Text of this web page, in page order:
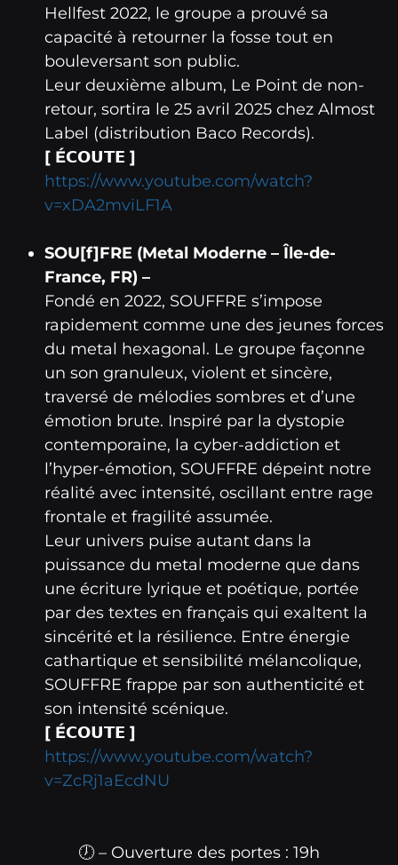
Hellfest 2022, le groupe a prouvé sa
capacité à retourner la fosse tout en
bouleversant son public.
Leur deuxième album, Le Point de non-
retour, sortira le 25 avril 2025 chez Almost
Label (distribution Baco Records).
[ É𝗖𝗢𝗨𝗧𝗘 ]
https://www.youtube.com/watch?
v=xDA2mviLF1A
SOU[f]FRE (Metal Moderne – Île-de-
France, FR) –
Fondé en 2022, SOUFFRE s’impose
rapidement comme une des jeunes forces
du metal hexagonal. Le groupe façonne
un son granuleux, violent et sincère,
traversé de mélodies sombres et d’une
émotion brute. Inspiré par la dystopie
contemporaine, la cyber-addiction et
l’hyper-émotion, SOUFFRE dépeint notre
réalité avec intensité, oscillant entre rage
frontale et fragilité assumée.
Leur univers puise autant dans la
puissance du metal moderne que dans
une écriture lyrique et poétique, portée
par des textes en français qui exaltent la
sincérité et la résilience. Entre énergie
cathartique et sensibilité mélancolique,
SOUFFRE frappe par son authenticité et
son intensité scénique.
[ É𝗖𝗢𝗨𝗧𝗘 ]
https://www.youtube.com/watch?
v=ZcRj1aEcdNU
🕖 – Ouverture des portes : 19h